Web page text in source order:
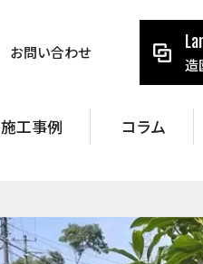
施工事例 コラム
お問い合わせ
造